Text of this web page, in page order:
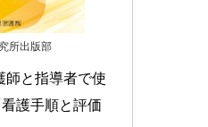
所出版部
師と指導者で使
護手順と評価